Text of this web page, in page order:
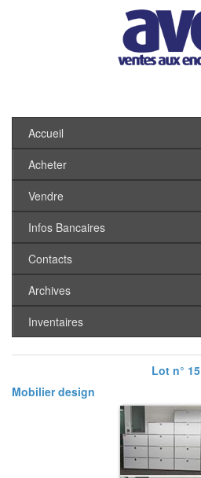
Accueil
Acheter
Vendre
Infos Bancaires
Contacts
Archives
Inventaires
Lot n° 15
Mobilier design